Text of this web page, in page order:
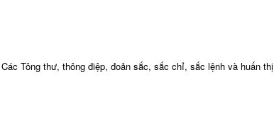
Tông thư, thông điệp, đoản sắc, sắc chỉ, sắc lệnh và huấn thị